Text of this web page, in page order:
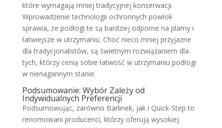
które wymagają mniej tradycyjnej konserwacji.
Wprowadzenie technologii ochronnych powłok
sprawia, że podłogi te są bardziej odporne na plamy i
łatwiejsze w utrzymaniu. Choć nieco mniej przyjazne
dla tradycjonalistów, są świetnym rozwiązaniem dla
tych, którzy cenią sobie łatwość w utrzymaniu podłogi
w nienagannym stanie.
Podsumowanie: Wybór Zależy od
Indywidualnych Preferencji
Podsumowując, zarówno Barlinek, jak i Quick-Step to
renomowani producenci, którzy oferują wysokiej